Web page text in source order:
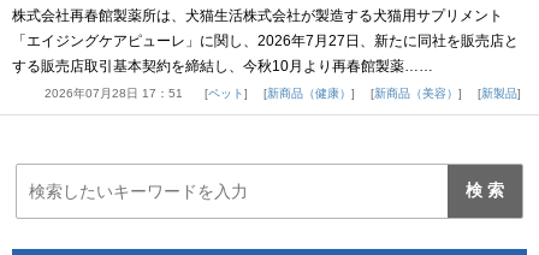
株式会社再春館製薬所は、犬猫生活株式会社が製造する犬猫用サプリメント
「エイジングケアピューレ」に関し、2026年7月27日、新たに同社を販売店と
する販売店取引基本契約を締結し、今秋10月より再春館製薬……
2026年07月28日 17：51 ペット 新商品（健康） 新商品（美容） 新製品